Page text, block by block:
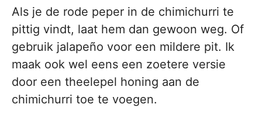
Als je de rode peper in de chimichurri te
pittig vindt, laat hem dan gewoon weg. Of
gebruik jalapeño voor een mildere pit. Ik
maak ook wel eens een zoetere versie
door een theelepel honing aan de
chimichurri toe te voegen.